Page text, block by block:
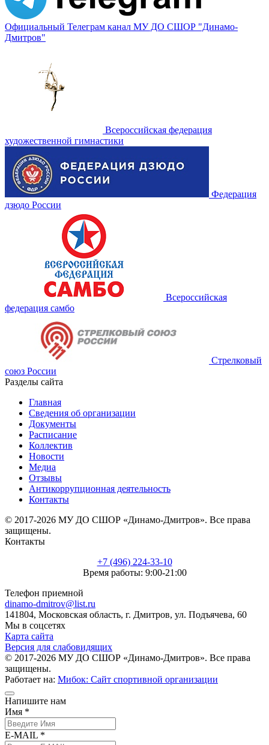
Официальный Телеграм канал МУ ДО СШОР "Динамо-
Дмитров"
Всероссийская федерация
художественной гимнастики
Федерация
дзюдо России
Всероссийская
федерация самбо
Стрелковый
союз России
Разделы сайта
Главная
Сведения об организации
Документы
Расписание
Коллектив
Новости
Медиа
Отзывы
Антикоррупционная деятельность
Контакты
© 2017-2026 МУ ДО СШОР «Динамо-Дмитров». Все права
защищены.
Контакты
+7 (496) 224-33-10
Время работы: 9:00-21:00
Телефон приемной
dinamo-dmitrov@list.ru
141804, Московская область, г. Дмитров, ул. Подъячева, 60
Мы в соцсетях
Карта сайта
Версия для слабовидящих
© 2017-2026 МУ ДО СШОР «Динамо-Дмитров». Все права
защищены.
Работает на: Мибок: Сайт спортивной организации
Напишите нам
Имя *
E-MAIL *